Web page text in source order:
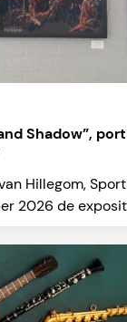
Shadow”,
Hillegom,
2026 de